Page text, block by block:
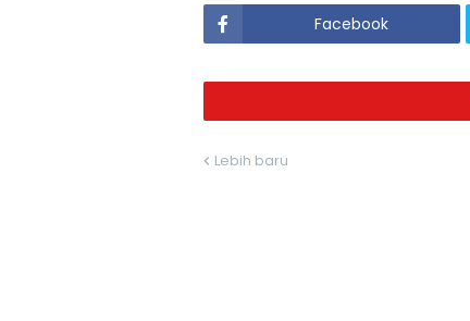
Facebook
Lebih baru